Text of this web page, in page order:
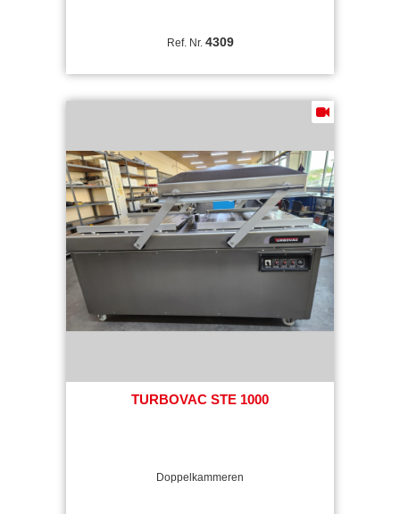
Ref. Nr. 4309
TURBOVAC STE 1000
Doppelkammeren